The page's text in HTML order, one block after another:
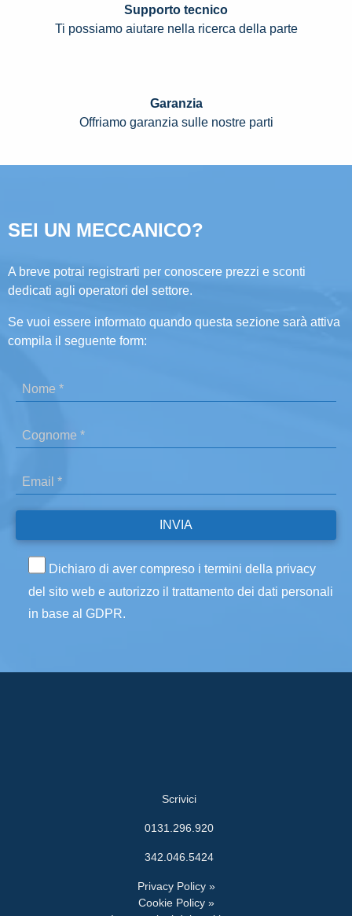
Supporto tecnico
Ti possiamo aiutare nella ricerca della parte
Garanzia
Offriamo garanzia sulle nostre parti
SEI UN MECCANICO?
A breve potrai registrarti per conoscere prezzi e sconti
dedicati agli operatori del settore.
Se vuoi essere informato quando questa sezione sarà attiva
compila il seguente form:
Dichiaro di aver compreso i termini della privacy
del sito web e autorizzo il trattamento dei dati personali
in base al GDPR.
Scrivici
0131.296.920
342.046.5424
Privacy Policy »
Cookie Policy »